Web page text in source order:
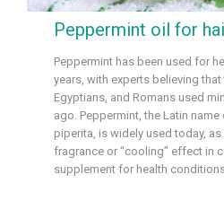
Peppermint oil for
Peppermint has been used for
years, with experts believing that
Egyptians, and Romans used
ago. Peppermint, the Latin
piperita, is widely used today,
fragrance or “cooling” effect in
supplement for health